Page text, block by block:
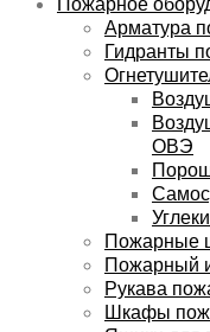
Арматура
Гидранты
ОВЭ
Пожарные
Пожарный
Рукава
Шкафы